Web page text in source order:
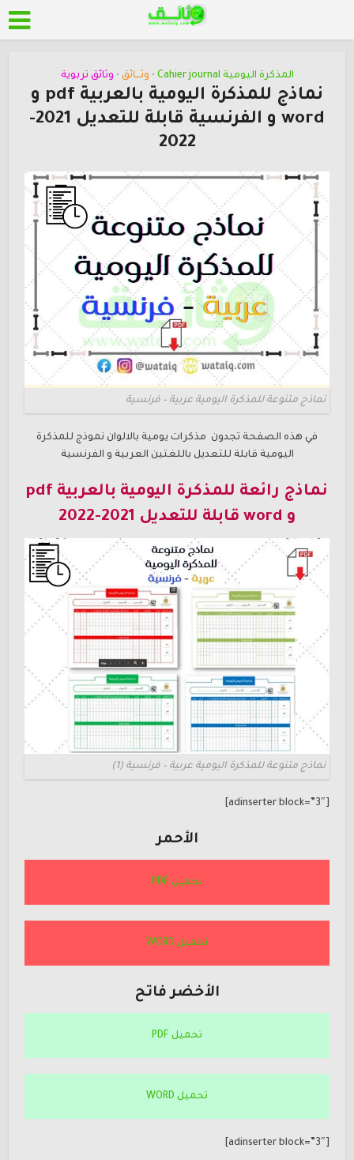
المذكرة اليومية Cahier journal • وثـــائق • وثائق تربوية
نماذج للمذكرة اليومية بالعربية pdf و
word و الفرنسية قابلة للتعديل 2021-
2022
نماذج متنوعة للمذكرة اليومية عربية – فرنسية
في هذه الصفحة تجدون مذكرات يومية بالالوان نموذج للمذكرة
اليومية قابلة للتعديل باللغتين العربية و الفرنسية
نماذج رائعة للمذكرة اليومية بالعربية pdf
و word قابلة للتعديل 2021-2022
نماذج متنوعة للمذكرة اليومية عربية – فرنسية (1)
[adinserter block=”3″]
الأحمر
تحميل PDF
تحميل WORD
الأخضر فاتح
تحميل PDF
تحميل WORD
[adinserter block=”3″]